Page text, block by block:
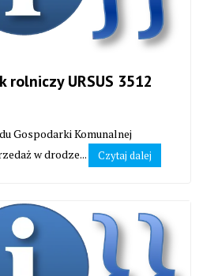
rolniczy URSUS 3512
Gospodarki Komunalnej
w drodze...
Czytaj dalej